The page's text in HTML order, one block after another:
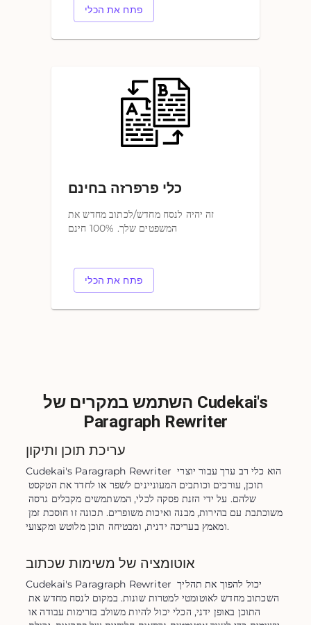
פתח את הכלי
כלי פרפרזה בחינם
זה יהיה לנסח מחדש/לכתוב מחדש את
המשפטים שלך. 100% חינם
פתח את הכלי
השתמש במקרים של Cudekai's
Paragraph Rewriter
עריכת תוכן ותיקון
Cudekai's Paragraph Rewriter הוא כלי רב ערך עבור יוצרי
ומאמץ בעריכה ידנית, ומבטיחה תוכן מלוטש ומקצועי.
אוטומציה של משימות שכתוב
Cudekai's Paragraph Rewriter יכול להפוך את תהליך